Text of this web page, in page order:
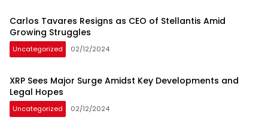
Carlos Tavares Resigns as CEO of Stellantis Amid
Growing Struggles
Uncategorized 02/12/2024
XRP Sees Major Surge Amidst Key Developments and
Legal Hopes
Uncategorized 02/12/2024